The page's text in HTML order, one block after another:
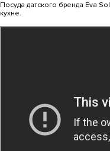
Посуда датского бренда Eva
кухне.